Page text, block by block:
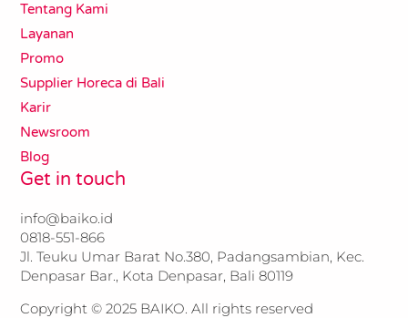
Tentang Kami
Layanan
Promo
Supplier Horeca di Bali
Karir
Newsroom
Blog
Get in touch
info@baiko.id
0818-551-866​​
Jl. Teuku Umar Barat No.380, Padangsambian, Kec.
Denpasar Bar., Kota Denpasar, Bali 80119
Copyright © 2025 BAIKO. All rights reserved